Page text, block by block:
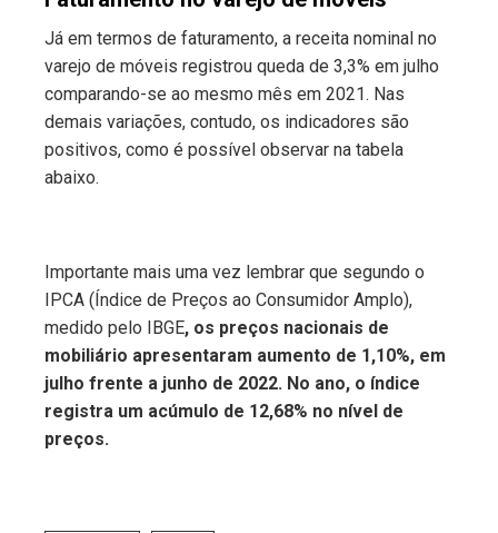
Já em termos de faturamento, a receita nominal no
varejo de móveis registrou queda de 3,3% em julho
comparando-se ao mesmo mês em 2021. Nas
demais variações, contudo, os indicadores são
positivos, como é possível observar na tabela
abaixo.
Importante mais uma vez lembrar que segundo o
IPCA (Índice de Preços ao Consumidor Amplo),
medido pelo IBGE, os preços nacionais de
mobiliário apresentaram aumento de 1,10%, em
julho frente a junho de 2022. No ano, o índice
registra um acúmulo de 12,68% no nível de
preços.